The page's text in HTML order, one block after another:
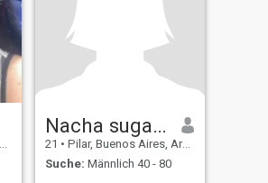
Nacha sugar baby
21 • Pilar, Buenos Aires, Argentinien
Suche: Männlich 40 - 80